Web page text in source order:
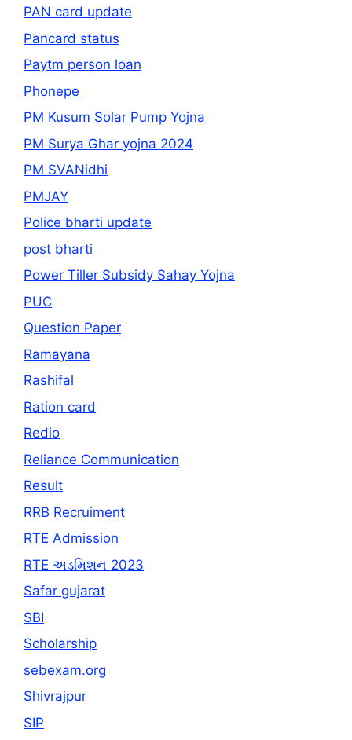
PAN card update
Pancard status
Paytm person loan
Phonepe
PM Kusum Solar Pump Yojna
PM Surya Ghar yojna 2024
PM SVANidhi
PMJAY
Police bharti update
post bharti
Power Tiller Subsidy Sahay Yojna
PUC
Question Paper
Ramayana
Rashifal
Ration card
Redio
Reliance Communication
Result
RRB Recruiment
RTE Admission
RTE અડમિશન 2023
Safar gujarat
SBI
Scholarship
sebexam.org
Shivrajpur
SIP